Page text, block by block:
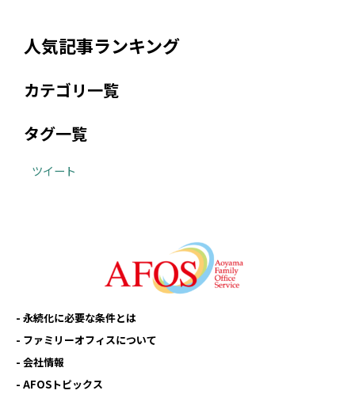
人気記事ランキング
カテゴリ一覧
タグ一覧
ツイート
永続化に必要な条件とは
ファミリーオフィスについて
会社情報
AFOSトピックス